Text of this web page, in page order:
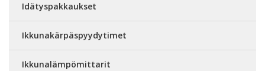
Idätyspakkaukset
Ikkunakärpäspyydytimet
Ikkunalämpömittarit